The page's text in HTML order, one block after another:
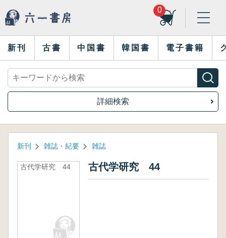
0
新刊 古書 中国書 韓国書 電子書籍
詳細検索
新刊 雑誌・紀要 雑誌
古代学研究 44 古代学研究 44